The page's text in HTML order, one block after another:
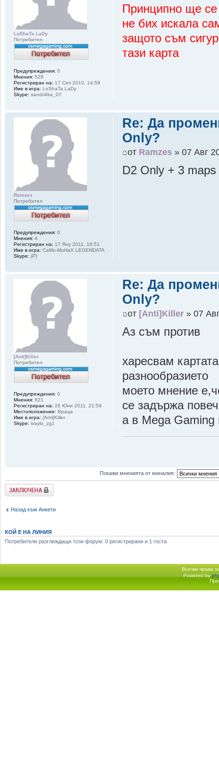
Принципно ще
не бих искала
защото съм
тази карта
LoShaTa LaDy
Потребител
Предупреждения: 0
Мнения: 528
Регистриран на: 17 Сеп 2010, 14:59
Име в игра: LoShaTa LaDy
Skype: sandri4ka_07
Re: Да
Only?
от Ramzes » 07 Авг
D2 Only + 3
Ramzes
Потребител
Предупреждения: 0
Мнения: 4
Регистриран на: 17 Яну 2011, 16:51
Име в игра: CaMo-MuHaX LEGENDATA
Skype: {P}
Re: Да
Only?
от [Anti]Killer » 07
Аз съм против
харесвам
разнообразието
моето мнение
се задържа
а в Mega Gaming
[Anti]Killer
Потребител
Предупреждения: 0
Мнения: 821
Регистриран на: 26 Юни 2011, 21:54
Местоположение: Враца
Име в игра: [Anti]Killer
Skype: ivaylo_zg1
Покажи мненията от миналия:
Заключена
Назад към Анкети
КОЙ Е НА ЛИНИЯ
Потребители разглеждащи този форум: 0 регистрирани и 1 госта
Всички права
Начало форум Powered by